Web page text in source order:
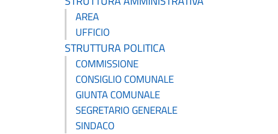
AREA
UFFICIO
STRUTTURA POLITICA
COMMISSIONE
CONSIGLIO COMUNALE
GIUNTA COMUNALE
SEGRETARIO GENERALE
SINDACO